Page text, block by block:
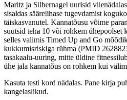
Maritz ja Silbernagel uurisid
sisaldas säärelihase tugevdamist
täiskasvanutel. Kannatõusu võime
suutsid teha 10 või rohkem ühepoolset
selles valimis Timed Up and Go
kukkumisriskiga rühma (PMID
tasakaalu-uuring, mitte üldine
ühe jala kannatõus on rohkem kui
Kasuta testi kord nädalas. Pane kirja
kangelaslikud.